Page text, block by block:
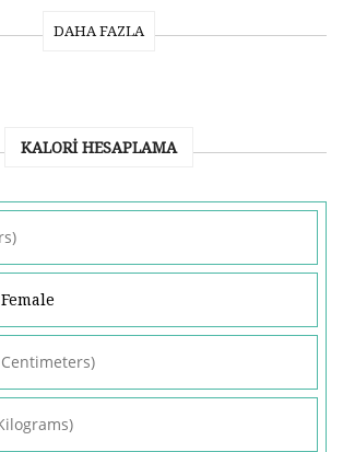
DAHA FAZLA
KALORI HESAPLAMA
Female